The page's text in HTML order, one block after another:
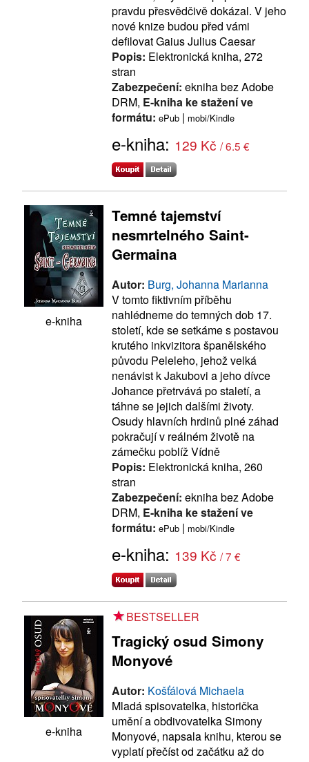
pravdu přesvědčivě dokázal. V jeho
nové knize budou před vámi
defilovat Gaius Julius Caesar
Popis: Elektronická kniha, 272
stran
Zabezpečení: ekniha bez Adobe
DRM, E-kniha ke stažení ve
formátu: ePub | mobi/Kindle
e-kniha: 129 Kč / 6.5 €
e-kniha
Temné tajemství
nesmrtelného Saint-
Germaina
Autor: Burg, Johanna Marianna
V tomto fiktivním příběhu
nahlédneme do temných dob 17.
století, kde se setkáme s postavou
krutého inkvizitora španělského
původu Peleleho, jehož velká
nenávist k Jakubovi a jeho dívce
Johance přetrvává po staletí, a
táhne se jejich dalšími životy.
Osudy hlavních hrdinů plné záhad
pokračují v reálném životě na
zámečku poblíž Vídně
Popis: Elektronická kniha, 260
stran
Zabezpečení: ekniha bez Adobe
DRM, E-kniha ke stažení ve
formátu: ePub | mobi/Kindle
e-kniha: 139 Kč / 7 €
e-kniha
BESTSELLER
Tragický osud Simony
Monyové
Autor: Košťálová Michaela
Mladá spisovatelka, historička
umění a obdivovatelka Simony
Monyové, napsala knihu, kterou se
vyplatí přečíst od začátku až do